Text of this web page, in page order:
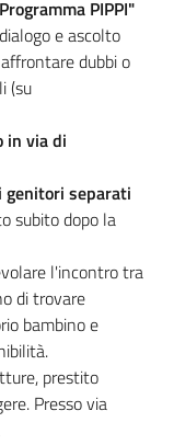
PIPPI"
e ascolto
dubbi o
(su
in via di
separati
subito dopo la
l'incontro tra
di trovare
bambino e
prestito
Presso via